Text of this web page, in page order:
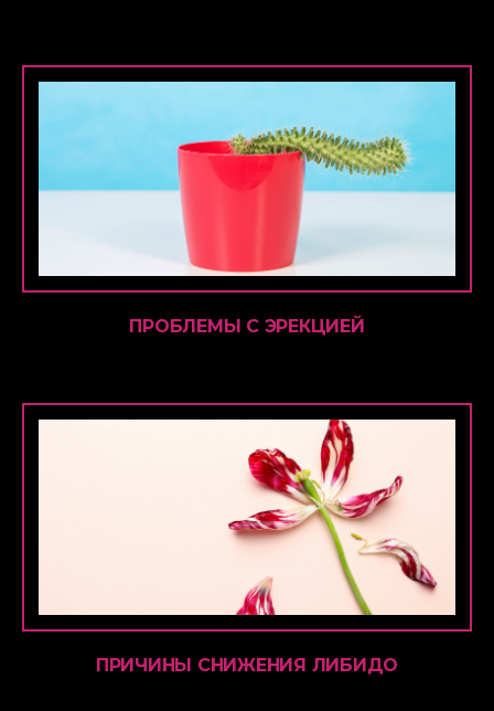
ПРОБЛЕМЫ С ЭРЕКЦИЕЙ
ПРИЧИНЫ СНИЖЕНИЯ ЛИБИДО